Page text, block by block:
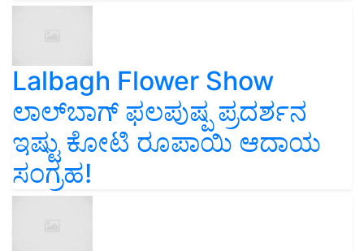
Lalbagh Flower Show
ಲಾಲ್‌ಬಾಗ್ ಫಲಪುಷ್ಪ ಪ್ರದರ್ಶನ
ಇಷ್ಟು ಕೋಟಿ ರೂಪಾಯಿ ಆದಾಯ
ಸಂಗ್ರಹ!